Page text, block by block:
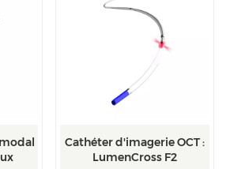
Cathéter d'imagerie OCT :
LumenCross F2